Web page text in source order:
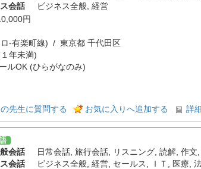
会話
ビジネス全般, 経営
円
-有楽町線) / 東京都 千代田区
年未満)
ルOK (ひらがなのみ)
の先生に質問する お気に入りへ追加する 詳
会話 日常会話, 旅行会話, リスニング, 読解, 作文
会話
ビジネス全般, 経営, セールス ＩＴ 医療